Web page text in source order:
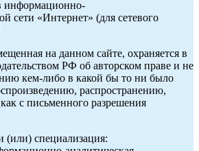
информационно-
сети «Интернет» (для сетевого
на данном сайте, охраняется в
РФ об авторском праве и не
кем-либо в какой бы то ни было
распространению,
с письменного разрешения
(или) специализация: